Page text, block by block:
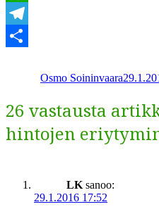
WhatsApp
Telegram
Osmo Soininvaara
26 vastausta
hintojen
LK sanoo:
29.1.2016 17:52